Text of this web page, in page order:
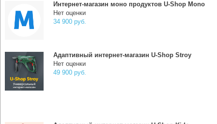
Интернет-магазин моно продуктов U-Shop Mono
Нет оценки
34 900 руб.
Адаптивный интернет-магазин U-Shop Stroy
Нет оценки
49 900 руб.